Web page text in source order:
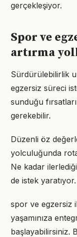
gerçekleşiyor.
Spor ve
artırma
Sürdürülebilirlik
egzersiz süreci
sunduğu
gerekebilir.
Düzenli öz
yolculuğunda
Ne kadar
de istek yaratıyor.
spor ve egzersiz
yaşamınıza
başlayabilirsiniz.